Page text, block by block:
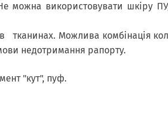
можна використовувати шкіру
тканинах. Можлива комбінація
недотримання рапорту.
"кут", пуф.